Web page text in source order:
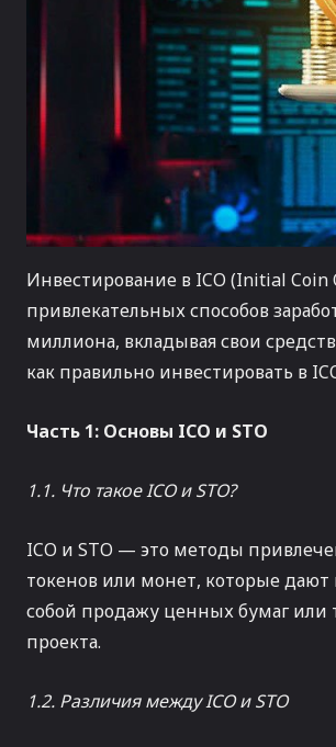
Инвестирование в ICO (Initial
привлекательных способов
миллиона, вкладывая свои
как правильно инвестировать в
Часть 1: Основы ICO и STO
1.1. Что такое ICO и STO?
ICO и STO — это методы
токенов или монет, которые дают
собой продажу ценных бумаг
проекта.
1.2. Различия между ICO и STO